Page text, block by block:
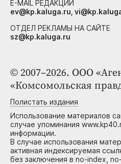
© 2007–2026. ООО
«Комсомольская
Полистать издания
Использование материалов
случае упоминания
информации.
В случае использования
активная индексируемая
без заключения в no-index,
E-MAIL РЕДАКЦИИ
ev@kp.kaluga.ru,
ОТДЕЛ РЕКЛАМЫ НА САЙТЕ
sz@kp.kaluga.ru